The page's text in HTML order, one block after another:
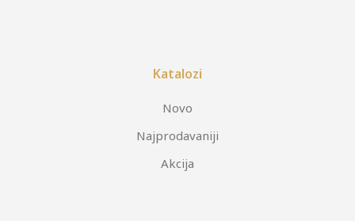
Katalozi
Novo
Najprodavaniji
Akcija